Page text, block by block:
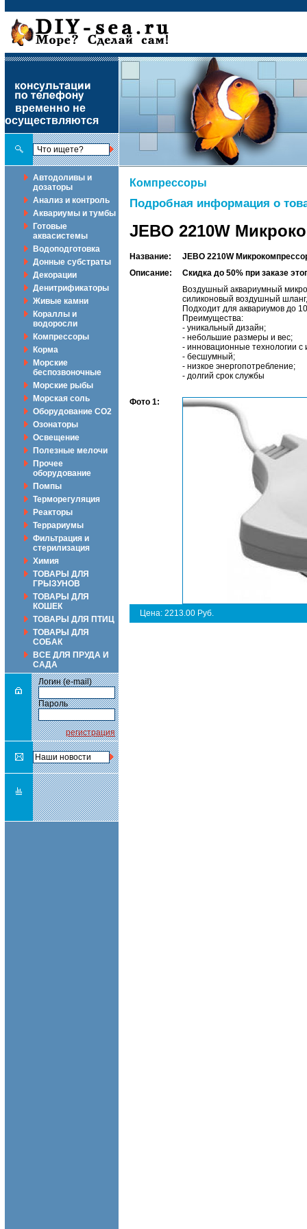
временно не
осуществляются
Автодоливы и
дозаторы
Анализ и контроль
Аквариумы и тумбы
Готовые
аквасистемы
Водоподготовка
Донные субстраты
Декорации
Денитрификаторы
Живые камни
Кораллы и
водоросли
Компрессоры
Корма
Морские
беспозвоночные
Морские рыбы
Морская соль
Оборудование CO2
Озонаторы
Освещение
Полезные мелочи
Прочее
оборудование
Помпы
Терморегуляция
Реакторы
Террариумы
Фильтрация и
стерилизация
Химия
ТОВАРЫ ДЛЯ
ГРЫЗУНОВ
ТОВАРЫ ДЛЯ
КОШЕК
ТОВАРЫ ДЛЯ ПТИЦ
ТОВАРЫ ДЛЯ
СОБАК
ВСЕ ДЛЯ ПРУДА И
САДА
Логин (e-mail)
Пароль
регистрация
Компрессоры
Подробная информация о
JEBO 2210W
Название:
JEBO 2210W
Описание:
Скидка до 50% при заказе
Воздушный аквариумный
силиконовый воздушный
Подходит для аквариумов до
Преимущества:
- уникальный дизайн;
- небольшие размеры и вес;
- инновационные технологии
- бесшумный;
- низкое энергопотребление;
- долгий срок службы
Фото 1:
Цена: 2213.00 Руб.